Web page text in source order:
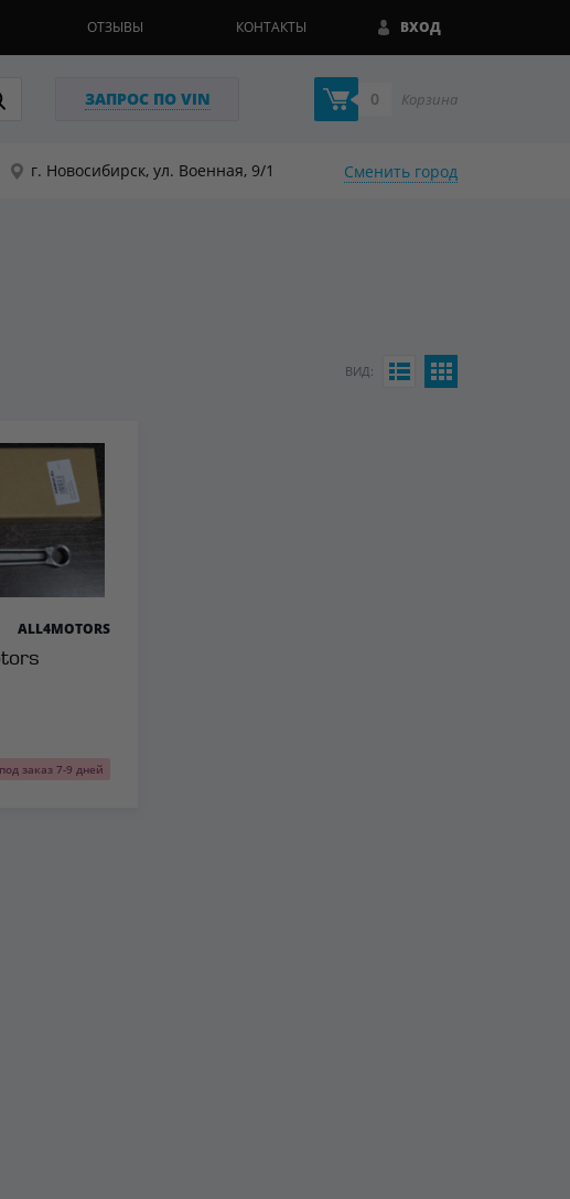
ВХОД
ОТЗЫВЫ КОНТАКТЫ
ЗАПРОС ПО VIN 0 Корзина
г. Новосибирск, ул. Военная, 9/1 Сменить город
ВИД:
ALL4MOTORS
под заказ 7-9 дней